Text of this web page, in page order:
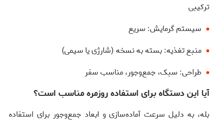
ترکیبی
سیستم گرمایش: سریع
منبع تغذیه: بسته به نسخه (شارژی یا سیمی)
طراحی: سبک، جمع‌وجور، مناسب سفر
آیا این دستگاه برای استفاده روزمره مناسب است؟
بله، به دلیل سرعت آماده‌سازی و ابعاد جمع‌وجور برای استفاده